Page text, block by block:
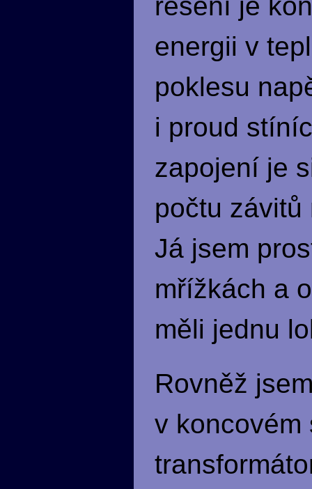
energii v
poklesu
i proud
zapojení je
počtu
Já jsem
mřížkách a
měli jednu
Rovněž
v koncovém